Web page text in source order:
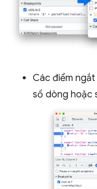
Các điểm
số dòng hoặc